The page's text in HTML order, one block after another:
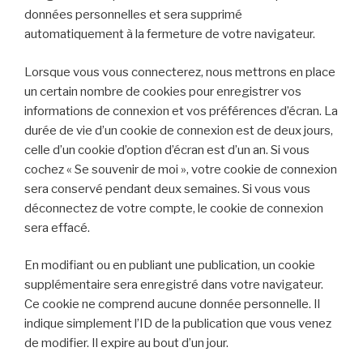
données personnelles et sera supprimé
automatiquement à la fermeture de votre navigateur.
Lorsque vous vous connecterez, nous mettrons en place
un certain nombre de cookies pour enregistrer vos
informations de connexion et vos préférences d’écran. La
durée de vie d’un cookie de connexion est de deux jours,
celle d’un cookie d’option d’écran est d’un an. Si vous
cochez « Se souvenir de moi », votre cookie de connexion
sera conservé pendant deux semaines. Si vous vous
déconnectez de votre compte, le cookie de connexion
sera effacé.
En modifiant ou en publiant une publication, un cookie
supplémentaire sera enregistré dans votre navigateur.
Ce cookie ne comprend aucune donnée personnelle. Il
indique simplement l’ID de la publication que vous venez
de modifier. Il expire au bout d’un jour.